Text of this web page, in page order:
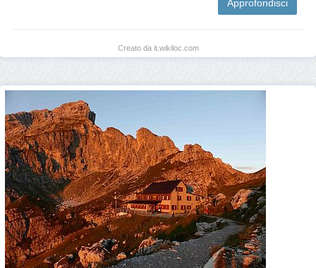
Approfondisci
Creato da it.wikiloc.com